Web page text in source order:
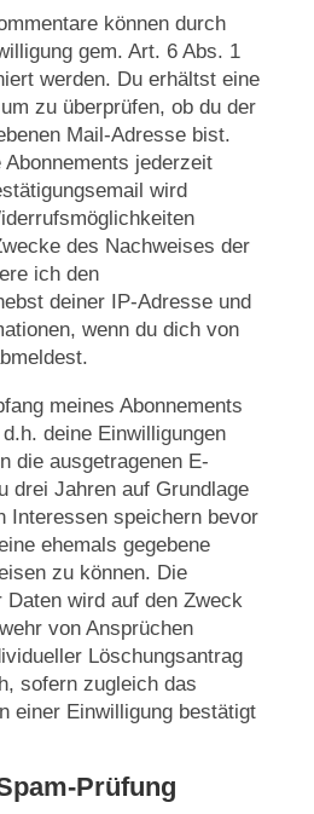
können durch
gem. Art. 6 Abs. 1
werden. Du erhältst eine
zu überprüfen, ob du der
Mail-Adresse bist.
jederzeit
wird
des Nachweises der
ich den
deiner IP-Adresse und
wenn du dich von
meines Abonnements
deine Einwilligungen
die ausgetragenen E-
drei Jahren auf Grundlage
Interessen speichern bevor
ehemals gegebene
zu können. Die
Daten wird auf den Zweck
von Ansprüchen
Löschungsantrag
sofern zugleich das
einer Einwilligung bestätigt
Prüfung